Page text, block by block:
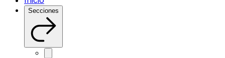
Secciones